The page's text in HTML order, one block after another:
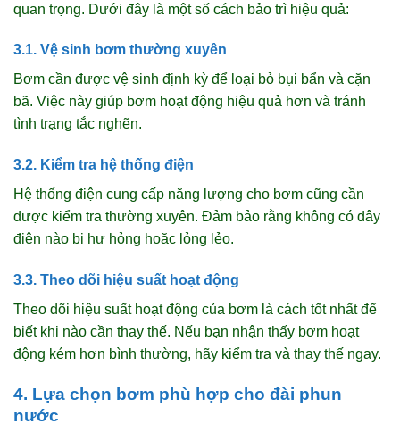
quan trọng. Dưới đây là một số cách bảo trì hiệu quả:
3.1. Vệ sinh bơm thường xuyên
Bơm cần được vệ sinh định kỳ để loại bỏ bụi bẩn và cặn
bã. Việc này giúp bơm hoạt động hiệu quả hơn và tránh
tình trạng tắc nghẽn.
3.2. Kiểm tra hệ thống điện
Hệ thống điện cung cấp năng lượng cho bơm cũng cần
được kiểm tra thường xuyên. Đảm bảo rằng không có dây
điện nào bị hư hỏng hoặc lỏng lẻo.
3.3. Theo dõi hiệu suất hoạt động
Theo dõi hiệu suất hoạt động của bơm là cách tốt nhất để
biết khi nào cần thay thế. Nếu bạn nhận thấy bơm hoạt
động kém hơn bình thường, hãy kiểm tra và thay thế ngay.
4. Lựa chọn bơm phù hợp cho đài phun
nước